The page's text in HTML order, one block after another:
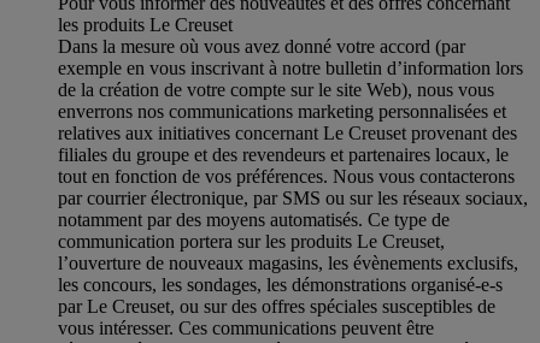
les produits Le Creuset
Dans la mesure où vous avez donné votre accord (par
exemple en vous inscrivant à notre bulletin d’information lors
de la création de votre compte sur le site Web), nous vous
enverrons nos communications marketing personnalisées et
relatives aux initiatives concernant Le Creuset provenant des
filiales du groupe et des revendeurs et partenaires locaux, le
tout en fonction de vos préférences. Nous vous contacterons
par courrier électronique, par SMS ou sur les réseaux sociaux,
notamment par des moyens automatisés. Ce type de
communication portera sur les produits Le Creuset,
l’ouverture de nouveaux magasins, les évènements exclusifs,
les concours, les sondages, les démonstrations organisé-e-s
par Le Creuset, ou sur des offres spéciales susceptibles de
vous intéresser. Ces communications peuvent être